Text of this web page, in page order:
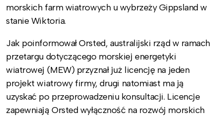
morskich farm wiatrowych u wybrzeży Gippsland w
stanie Wiktoria.
Jak poinformował Orsted, australijski rząd w ramach
przetargu dotyczącego morskiej energetyki
wiatrowej (MEW) przyznał już licencję na jeden
projekt wiatrowy firmy, drugi natomiast ma ją
uzyskać po przeprowadzeniu konsultacji. Licencje
zapewniają Orsted wyłączność na rozwój morskich